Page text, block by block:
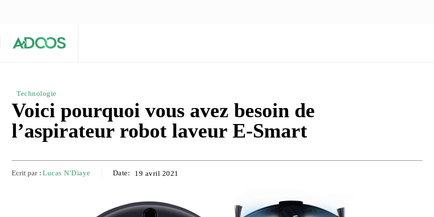
Technologie
Voici pourquoi vous avez besoin de
l’aspirateur robot laveur E-Smart
Ecrit par : Lucas N'Diaye Date: 19 avril 2021